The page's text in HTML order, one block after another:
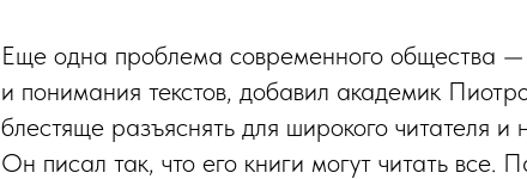
Еще одна проблема современного общества —
и понимания текстов, добавил академик
блестяще разъяснять для широкого читателя и
Он писал так, что его книги могут читать